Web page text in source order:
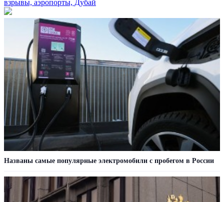
взрывы, аэропорты, Дубай
Названы самые популярные электромобили с пробегом в России